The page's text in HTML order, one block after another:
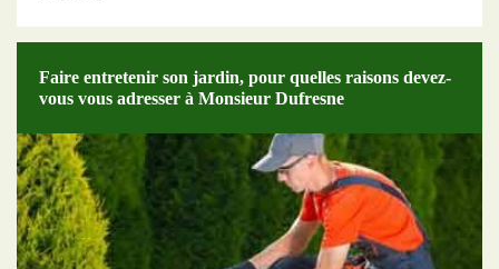
Faire entretenir son jardin, pour quelles raisons devez-
vous vous adresser à Monsieur Dufresne